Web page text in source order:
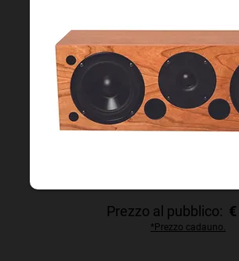
Prezzo al pubblico:
*Prezzo cadauno.